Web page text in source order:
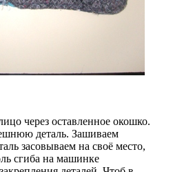
через оставленное окошко.
деталь. Зашиваем
засовываем на своё место,
сгиба на машинке